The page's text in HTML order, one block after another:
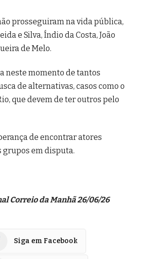
prosseguiram na vida pública,
e Silva, Índio da Costa, João
de Melo.
neste momento de tantos
de alternativas, casos como o
que devem de ter outros pelo
de encontrar atores
grupos em disputa.
Correio da Manhã 26/06/26
Siga em Facebook